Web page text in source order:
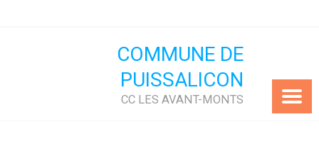
COMMUNE DE
PUISSALICON
CC LES AVANT-MONTS